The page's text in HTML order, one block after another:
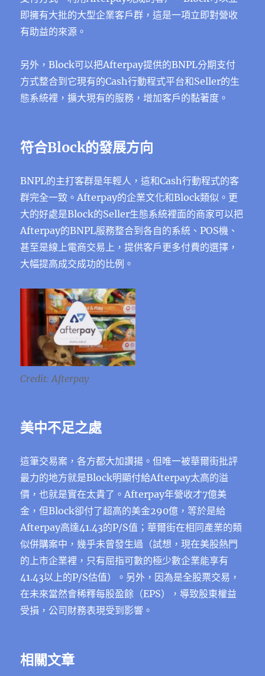
即擁有大批的大型企業客戶群，這是一項立即對營收
有助益的來源。
另外，Block可以把Afterpay提供的BNPL分期支付
方式整合到它現有的Cash行動程式平台和Seller的生
態系統裡，擴大現有的服務，增加客戶的黏著度。
符合Block的發展方向
BNPL的主打客群是年輕人，這和Cash行動程式的客
群完全一致。Afterpay的企業文化和Block類似。更
大的好處是Block的Seller生態系統裡面的商家可以把
Afterpay的BNPL服務整合到各自的系統、POS機、
甚至是線上電商交易上，提供客戶更多付費的選擇，
大幅提高成交成功的比例。
Credit: Afterpay
美中不足之處
這筆交易案，各方都大加讚揚。但唯一被華爾街批評
最力的地方就是Block明顯付給Afterpay太高的溢
價，也就是實在太貴了。Afterpay年營收才7億美
金，但Block卻付了超高的美金290億，等於是給
Afterpay高達41.43的P/S值；華爾街在相同產業的類
似併購案中，幾乎未曾發生過（試想，現在美股熱門
的上市企業裡，只有屈指可數的極少數企業能享有
41.43以上的P/S估值）。另外，因為是全股票交易，
在未來當然會稀釋每股盈餘（EPS），導致股東權益
受損，公司財務表現受到影響。
相關文章